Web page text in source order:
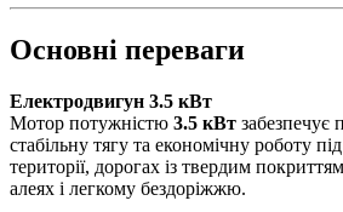
Основні переваги
Електродвигун 3.5 кВт
Мотор потужністю 3.5 кВт забезпечує
стабільну тягу та економічну роботу
території, дорогах із твердим
алеях і легкому бездоріжжю.